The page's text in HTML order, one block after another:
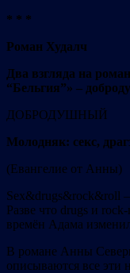
* * *
Роман Худалч
Два взгляда на роман
“Бельгия”» –
ДОБРОДУШНЫЙ
Молодняк: секс,
(Евангелие от Анны)
Sex&drugs&rock&roll
Разве что drugs и
времён Адама
В романе Анны
описываются все эти